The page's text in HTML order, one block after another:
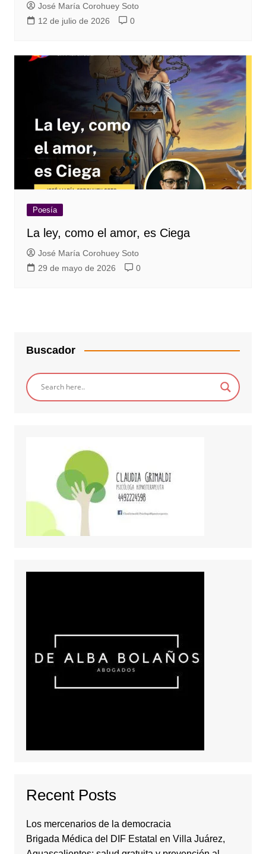
José María Corohuey Soto
12 de julio de 2026
0
Poesía
La ley, como el amor, es Ciega
José María Corohuey Soto
29 de mayo de 2026
0
Buscador
Recent Posts
Los mercenarios de la democracia
Brigada Médica del DIF Estatal en Villa Juárez,